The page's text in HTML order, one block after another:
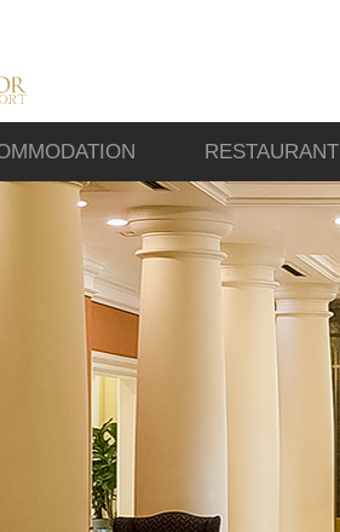
RESTAURANT